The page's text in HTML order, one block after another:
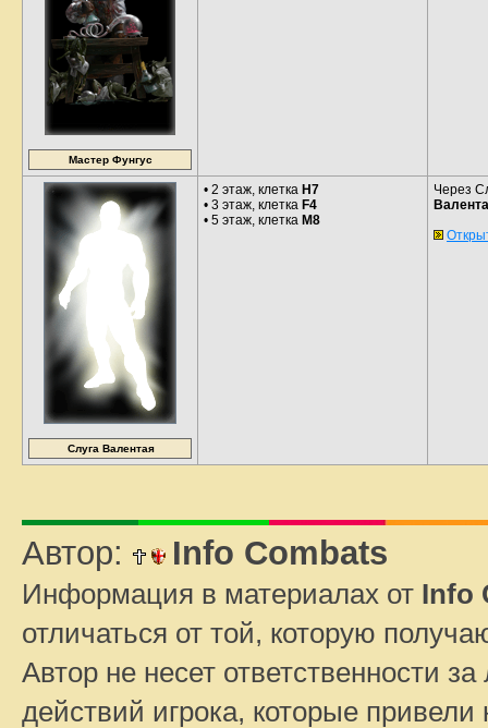
Мастер Фунгус
Слуга Валентая
• 2 этаж, клетка H7
• 3 этаж, клетка F4
• 5 этаж, клетка M8
Через
Автор: Info Combats
Информация в материалах от Info
отличаться от той, которую
Автор не несет ответственности
действий игрока, которые